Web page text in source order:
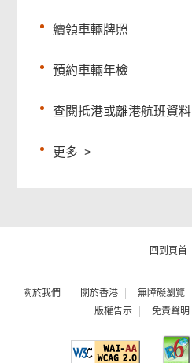
續領車輛牌照
預約車輛年檢
查閱抵港或離港航班資料
更多 >
回到頁首
關於我們 關於香港 無障礙瀏覽
版權告示
免責聲明